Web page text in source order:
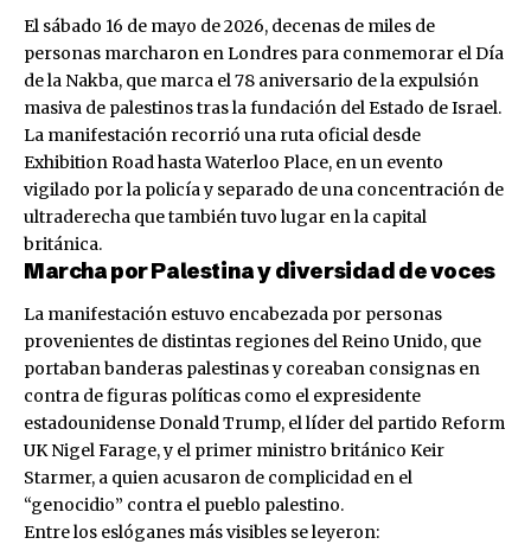
El sábado 16 de mayo de 2026, decenas de miles de
personas marcharon en Londres para conmemorar el Día
de la Nakba, que marca el 78 aniversario de la expulsión
masiva de palestinos tras la fundación del Estado de Israel.
La manifestación recorrió una ruta oficial desde
Exhibition Road hasta Waterloo Place, en un evento
vigilado por la policía y separado de una concentración de
ultraderecha que también tuvo lugar en la capital
británica.
Marcha por Palestina y diversidad de voces
La manifestación estuvo encabezada por personas
provenientes de distintas regiones del Reino Unido, que
portaban banderas palestinas y coreaban consignas en
contra de figuras políticas como el expresidente
estadounidense Donald Trump, el líder del partido Reform
UK Nigel Farage, y el primer ministro británico Keir
Starmer, a quien acusaron de complicidad en el
“genocidio” contra el pueblo palestino.
Entre los eslóganes más visibles se leyeron: